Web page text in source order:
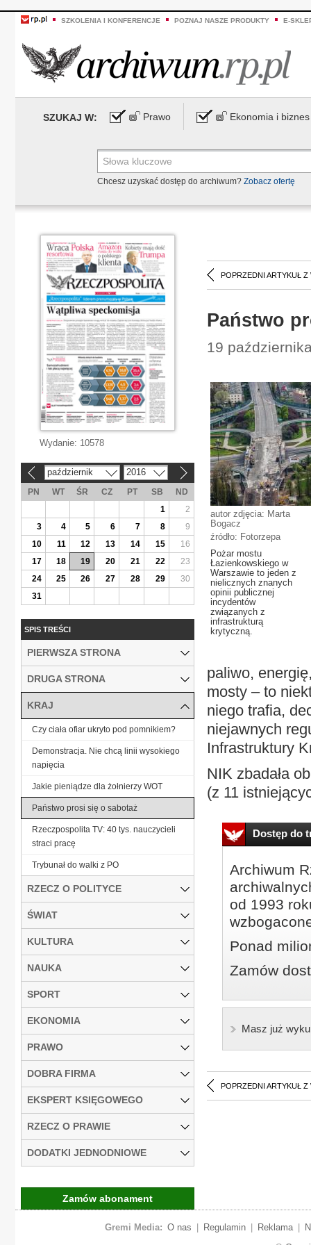
SZKOLENIA I KONFERENCJE POZNAJ NASZE PRODUKTY E-
SZUKAJ W: Prawo Ekonomia i biznes
Chcesz uzyskać dostęp do archiwum? Zobacz ofertę
POPRZEDNI ARTYKUŁ Z
Państwo
19
autor zdjęcia: Marta
Bogacz
źródło: Fotorzepa
Pożar mostu
Łazienkowskiego w
Warszawie to jeden z
nielicznych znanych
opinii publicznej
incydentów
związanych z
infrastrukturą
krytyczną.
paliwo,
mosty – to
niego trafia,
niejawnych
Infrastruktury
NIK zbadała
(z 11
Dostęp do
Archiwum
od 1993
Ponad
Zamów
Masz już
POPRZEDNI ARTYKUŁ Z
Wydanie: 10578
październik 2016
PN WT ŚR CZ PT SB
ND
1
2
3
4 5 6 7 8
9
10
11 12 13 14 15
16
17
18 19 20 21 22
23
24
25 26 27 28 29
30
31
SPIS TREŚCI
PIERWSZA STRONA
DRUGA STRONA
KRAJ
Czy ciała ofiar ukryto pod pomnikiem?
Demonstracja. Nie chcą linii wysokiego
napięcia
Jakie pieniądze dla żołnierzy WOT
Państwo prosi się o sabotaż
Rzeczpospolita TV: 40 tys. nauczycieli
straci pracę
Trybunał do walki z PO
RZECZ O POLITYCE
ŚWIAT
KULTURA
NAUKA
SPORT
EKONOMIA
PRAWO
DOBRA FIRMA
EKSPERT KSIĘGOWEGO
RZECZ O PRAWIE
DODATKI JEDNODNIOWE
Zamów abonament
Gremi Media: O nas Regulamin Reklama